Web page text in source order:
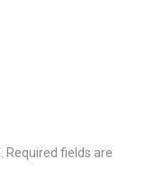
Required fields are